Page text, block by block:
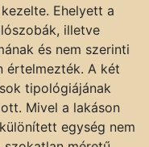
Ehelyett a
illetve
és nem szerinti
értelmezték. A két
tipológiájának
Mivel a lakáson
egység nem